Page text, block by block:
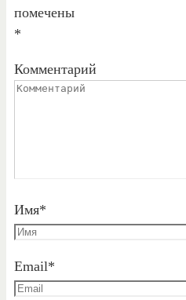
помечены
*
Комментарий
Имя*
Email*